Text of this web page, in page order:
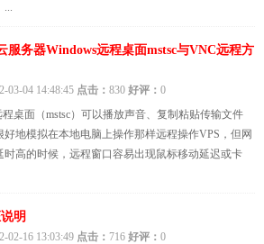
...
服务器Windows远程桌面mstsc与VNC远程方
03-04 14:48:45 点击： 830 好评： 0
程桌面（mstsc）可以播放声音、复制粘贴传输文件
好地模拟在本地电脑上操作那样远程操作VPS，但网
时高的时候，远程窗口容易出现鼠标移动延迟或卡
明
02-16 13:03:49 点击： 716 好评： 0